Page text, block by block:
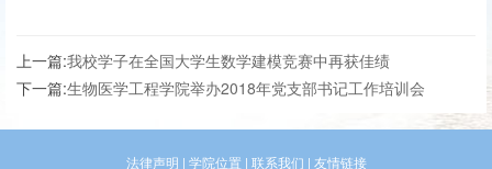
上一篇:我校学子在全国大学生数学建模竞赛中再获佳绩
下一篇:生物医学工程学院举办2018年党支部书记工作培训会
法律声明 | 学院位置 | 联系我们 | 友情链接